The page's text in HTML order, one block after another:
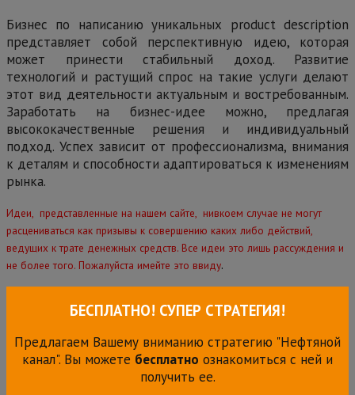
Бизнес по написанию уникальных product description
представляет собой перспективную идею, которая
может принести стабильный доход. Развитие
технологий и растущий спрос на такие услуги делают
этот вид деятельности актуальным и востребованным.
Заработать на бизнес-идее можно, предлагая
высококачественные решения и индивидуальный
подход. Успех зависит от профессионализма, внимания
к деталям и способности адаптироваться к изменениям
рынка.
Идеи, представленные на нашем сайте, нивкоем случае не могут
расцениваться как призывы к совершению каких либо действий,
ведущих к трате денежных средств. Все идеи это лишь рассуждения и
не более того. Пожалуйста имейте это ввиду.
БЕСПЛАТНО! СУПЕР СТРАТЕГИЯ!
Предлагаем Вашему вниманию стратегию "Нефтяной
канал". Вы можете бесплатно ознакомиться с ней и
получить ее.